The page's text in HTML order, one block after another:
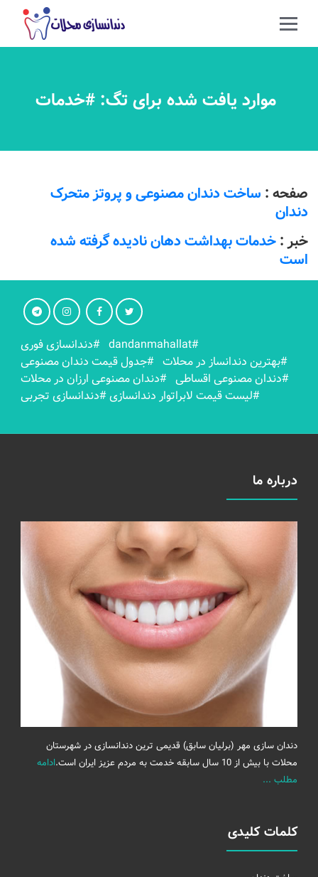
موارد یافت شده برای تگ: #خدمات
صفحه : ساخت دندان مصنوعی و پروتز متحرک
دندان
خبر :خدمات بهداشت دهان نادیده گرفته شده
است
#dandanmahallat
#دندانسازی فوری
#بهترين دندانساز در محلات #جدول قیمت دندان مصنوعی
#دندان مصنوعی اقساطی #دندان مصنوعی ارزان در محلات
#لیست قیمت لابراتوار دندانسازی#دندانسازی تجربی
درباره ما
دندان سازی مهر (برلیان سابق) قدیمی ترین دندانسازی در شهرستان
محلات با بیش از 10 سال سابقه خدمت به مردم عزیز ایران است.
ادامه
مطلب ...
کلمات کلیدی